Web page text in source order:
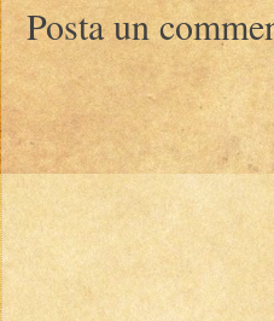
Posta un